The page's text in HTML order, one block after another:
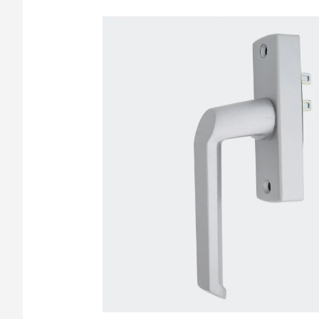
Výměna střešních
Opravy oken z
Horolezecky /
Garantované